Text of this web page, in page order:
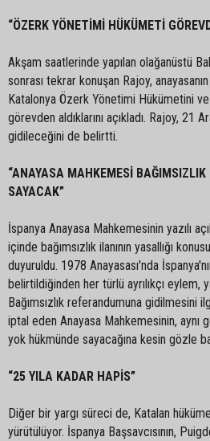
“ÖZERK YÖNETİMİ HÜKÜMETİ
Akşam saatlerinde yapılan olağanüstü
sonrası tekrar konuşan Rajoy,
Katalonya Özerk Yönetimi Hükümetini
görevden aldıklarını açıkladı. Rajoy, 21
gidileceğini de belirtti.
“ANAYASA MAHKEMESİ
SAYACAK”
İspanya Anayasa Mahkemesinin yazılı
içinde bağımsızlık ilanının yasallığı
duyuruldu. 1978 Anayasası'nda
belirtildiğinden her türlü ayrılıkçı eylem,
Bağımsızlık referandumuna gidilmesini
iptal eden Anayasa Mahkemesinin, aynı
yok hükmünde sayacağına kesin gözle
“25 YILA KADAR HAPİS”
Diğer bir yargı süreci de, Katalan
yürütülüyor. İspanya Başsavcısının,